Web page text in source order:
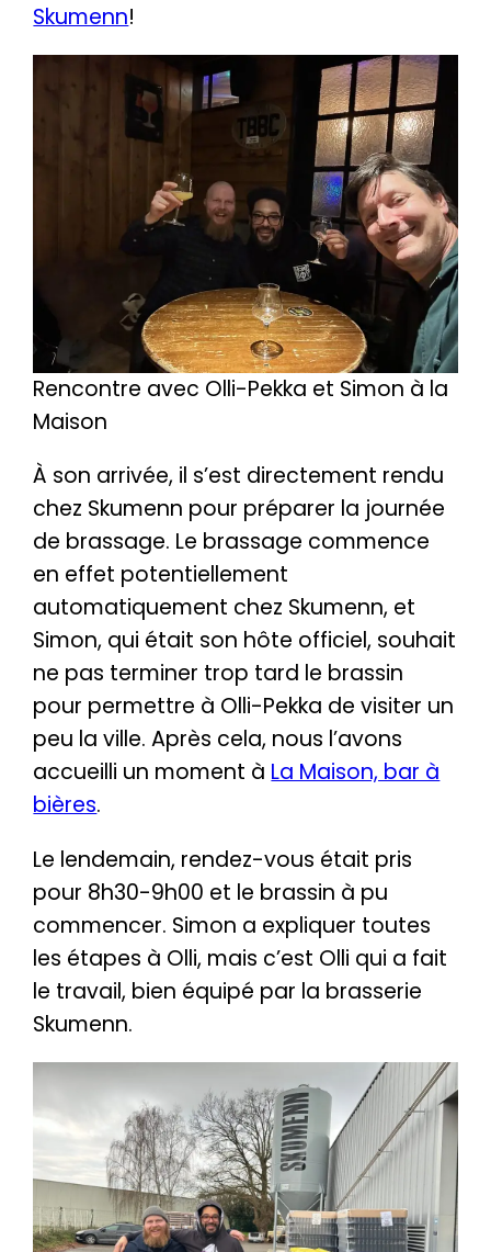
Skumenn!
Rencontre avec Olli-Pekka et Simon à la
Maison
À son arrivée, il s’est directement rendu
chez Skumenn pour préparer la journée
de brassage. Le brassage commence
en effet potentiellement
automatiquement chez Skumenn, et
Simon, qui était son hôte officiel, souhait
ne pas terminer trop tard le brassin
pour permettre à Olli-Pekka de visiter un
peu la ville. Après cela, nous l’avons
accueilli un moment àLa Maison, bar à
bières.
Le lendemain, rendez-vous était pris
pour 8h30-9h00 et le brassin à pu
commencer. Simon a expliquer toutes
les étapes à Olli, mais c’est Olli qui a fait
le travail, bien équipé par la brasserie
Skumenn.